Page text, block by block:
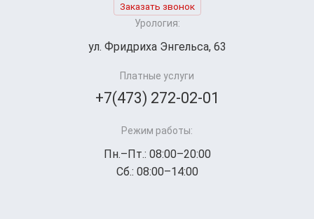
Заказать звонок
Урология:
ул. Фридриха Энгельса, 63
Платные услуги
+7(473) 272-02-01
Режим работы:
Пн.–Пт.: 08:00–20:00
Сб.: 08:00–14:00